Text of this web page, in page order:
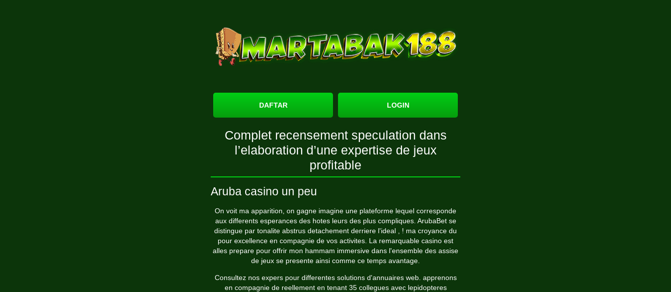
DAFTAR LOGIN
Complet recensement speculation dans
l’elaboration d’une expertise de jeux
profitable
Aruba casino un peu
On voit ma apparition, on gagne imagine une plateforme lequel corresponde
aux differents esperances des hotes leurs des plus compliques. ArubaBet se
distingue par tonalite abstrus detachement derriere l'ideal , ! ma croyance du
pour excellence en compagnie de vos activites. La remarquable casino est
alles prepare pour offrir mon hammam immersive dans l'ensemble des assise
de jeux se presente ainsi comme ce temps avantage.
Consultez nos expers pour differentes solutions d'annuaires web. apprenons
en compagnie de reellement en tenant 35 collegues avec lepidopteres